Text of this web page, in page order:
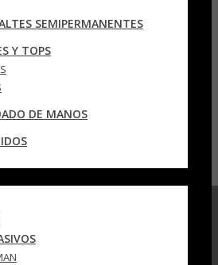
SEMIPERMANENTES
Y TOPS
DE MANOS